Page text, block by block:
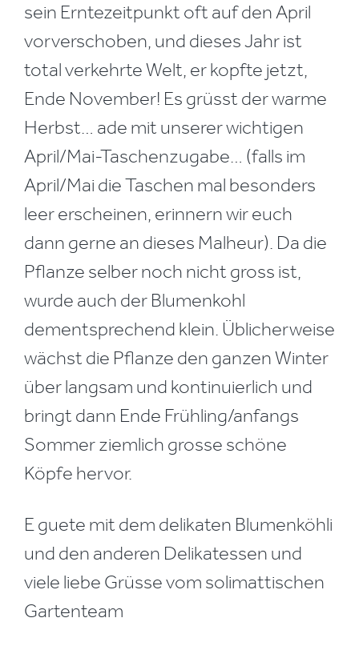
sein Erntezeitpunkt oft auf den April
vorverschoben, und dieses Jahr ist
total verkehrte Welt, er kopfte jetzt,
Ende November! Es grüsst der warme
Herbst… ade mit unserer wichtigen
April/Mai-Taschenzugabe… (falls im
April/Mai die Taschen mal besonders
leer erscheinen, erinnern wir euch
dann gerne an dieses Malheur). Da die
Pflanze selber noch nicht gross ist,
wurde auch der Blumenkohl
dementsprechend klein. Üblicherweise
wächst die Pflanze den ganzen Winter
über langsam und kontinuierlich und
bringt dann Ende Frühling/anfangs
Sommer ziemlich grosse schöne
Köpfe hervor.
E guete mit dem delikaten Blumenköhli
und den anderen Delikatessen und
viele liebe Grüsse vom solimattischen
Gartenteam